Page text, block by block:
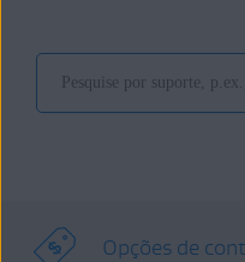
Opções de